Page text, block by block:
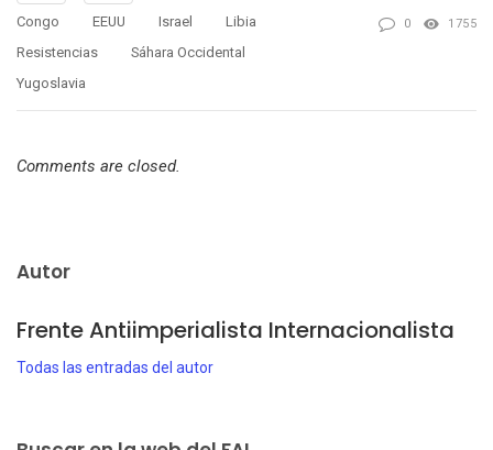
Congo EEUU Israel
Libia
Resistencias
Sáhara Occidental
Yugoslavia
0 1755
Comments are closed.
Autor
Frente Antiimperialista Internacionalista
Todas las entradas del autor